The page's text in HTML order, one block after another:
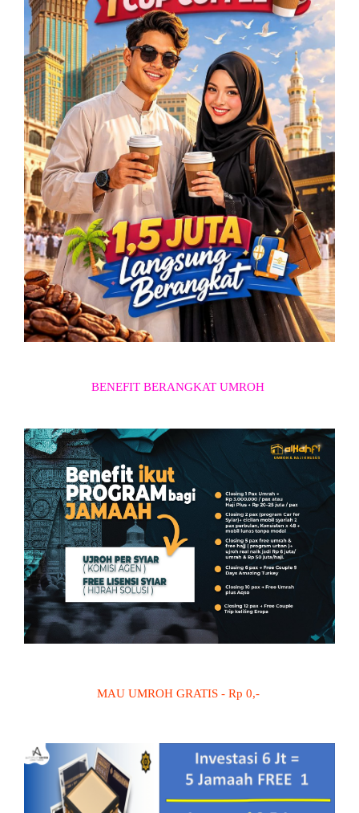
BENEFIT BERANGKAT UMROH
MAU UMROH GRATIS - Rp 0,-